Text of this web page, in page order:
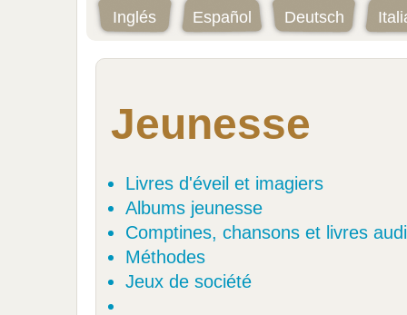
Inglés Español Deutsch
Jeunesse
Livres d'éveil et imagiers
Albums jeunesse
Comptines, chansons et livres
Méthodes
Jeux de société